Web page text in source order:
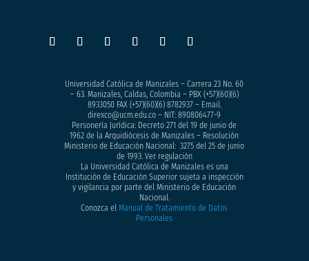
Universidad Católica de Manizales – Carrera 23 No. 60
– 63. Manizales, Caldas, Colombia – PBX (+57)(60)(6)
8933050FAX (+57)(60)(6) 8782937 – Email.
direxco@ucm.edu.co – NIT: 890806477-9
Personería Jurídica: Decreto 271 del 19 de junio de
1962 de la Arquidiócesis de Manizales – Resolución
Ministerio de Educación Nacional: 3275 del 25 de junio
de 1993. Ver regulación
La Universidad Católica de Manizales es una
Institución de Educación Superior sujeta a inspección
y vigilancia por parte del Ministerio de Educación
Nacional.
Conozca elManual de Tratamiento de Datos
Personales